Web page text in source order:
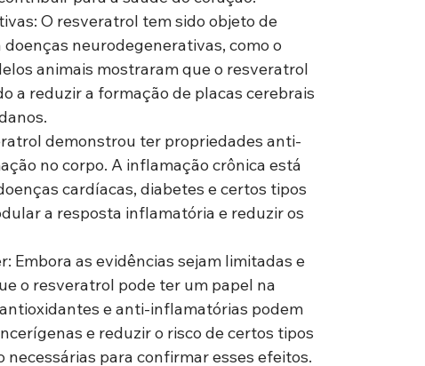
O resveratrol tem sido objeto de
neurodegenerativas, como o
animais mostraram que o resveratrol
a reduzir a formação de placas cerebrais
demonstrou ter propriedades anti-
no corpo. A inflamação crônica está
cardíacas, diabetes e certos tipos
a resposta inflamatória e reduzir os
Embora as evidências sejam limitadas e
o resveratrol pode ter um papel na
e anti-inflamatórias podem
e reduzir o risco de certos tipos
necessárias para confirmar esses efeitos.